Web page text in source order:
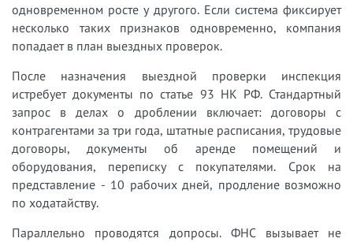
одновременном росте у другого. Если система фиксирует
несколько таких признаков одновременно, компания
попадает в план выездных проверок.
После назначения выездной проверки инспекция
истребует документы по статье 93 НК РФ. Стандартный
запрос в делах о дроблении включает: договоры с
контрагентами за три года, штатные расписания, трудовые
договоры, документы об аренде помещений и
оборудования, переписку с покупателями. Срок на
представление - 10 рабочих дней, продление возможно
по ходатайству.
Параллельно проводятся допросы. ФНС вызывает не